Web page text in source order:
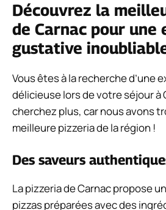
Découvrez la
de Carnac pour une
gustative
Vous êtes à la recherche d’une
délicieuse lors de votre séjour à
cherchez plus, car nous avons
meilleure pizzeria de la région !
Des saveurs
La pizzeria de Carnac propose
pizzas préparées avec des